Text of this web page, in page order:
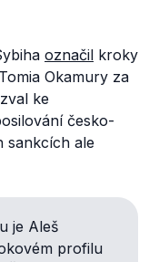
označil kroky
Okamury za
ke
česko-
sankcích ale
je Aleš
profilu